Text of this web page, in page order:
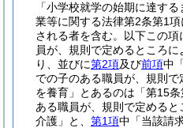
「小学校就学の始期に達す
業等に関する法律第2条第1
される者を含む。以下この項
員が、規則で定めるところ
り、並びに第2項及び前項中
での子のある職員が、規則
を養育」とあるのは「第15
ある職員が、規則で定める
介護」と、 第1項中「当該請